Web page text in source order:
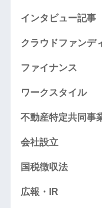
インタビュー記事
クラウドファンデ
ファイナンス
ワークスタイル
不動産特定共同事
会社設立
国税徴収法
広報・IR